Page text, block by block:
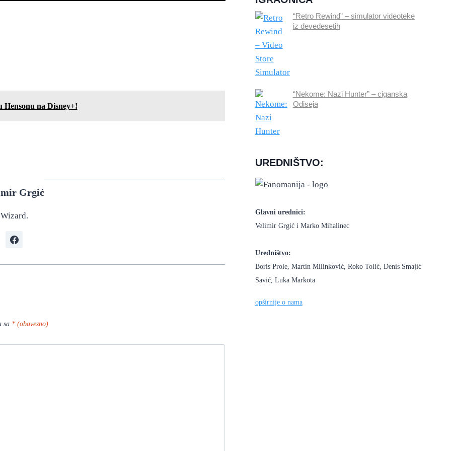
na Disney+!
Grgić
Wizard.
sa * (obavezno)
“Retro Rewind” – simulator videoteke
iz devedesetih
“Nekome: Nazi Hunter” – ciganska
Odiseja
UREDNIŠTVO:
Glavni urednici:
Velimir Grgić i Marko Mihalinec
Uredništvo:
Boris Prole, Martin Milinković, Roko Tolić, Denis Smajić
Savić, Luka Markota
opširnije o nama